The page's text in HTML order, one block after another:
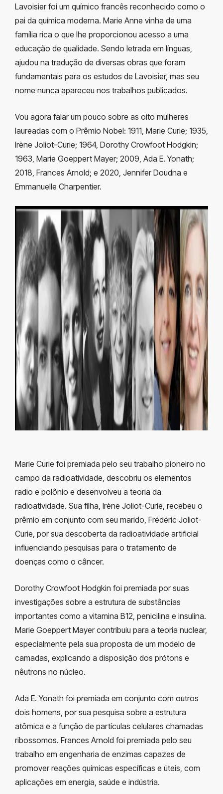
Lavoisier foi um químico francês reconhecido como o
pai da química moderna. Marie Anne vinha de uma
família rica o que lhe proporcionou acesso a uma
educação de qualidade. Sendo letrada em línguas,
ajudou na tradução de diversas obras que foram
fundamentais para os estudos de Lavoisier, mas seu
nome nunca apareceu nos trabalhos publicados.
Vou agora falar um pouco sobre as oito mulheres
laureadas com o Prêmio Nobel: 1911, Marie Curie; 1935,
Irène Joliot-Curie; 1964, Dorothy Crowfoot Hodgkin;
1963, Marie Goeppert Mayer; 2009, Ada E. Yonath;
2018, Frances Arnold; e 2020, Jennifer Doudna e
Emmanuelle Charpentier.
Marie Curie foi premiada pelo seu trabalho pioneiro no
campo da radioatividade, descobriu os elementos
radio e polônio e desenvolveu a teoria da
radioatividade. Sua filha, Irène Joliot-Curie, recebeu o
prêmio em conjunto com seu marido, Frédéric Joliot-
Curie, por sua descoberta da radioatividade artificial
influenciando pesquisas para o tratamento de
doenças como o câncer.
Dorothy Crowfoot Hodgkin foi premiada por suas
investigações sobre a estrutura de substâncias
importantes como a vitamina B12, penicilina e insulina.
Marie Goeppert Mayer contribuiu para a teoria nuclear,
especialmente pela sua proposta de um modelo de
camadas, explicando a disposição dos prótons e
nêutrons no núcleo.
Ada E. Yonath foi premiada em conjunto com outros
dois homens, por sua pesquisa sobre a estrutura
atômica e a função de partículas celulares chamadas
ribossomos. Frances Arnold foi premiada pelo seu
trabalho em engenharia de enzimas capazes de
promover reações químicas específicas e úteis, com
aplicações em energia, saúde e indústria.